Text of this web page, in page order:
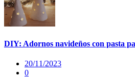
DIY: Adornos navideños con pasta
20/11/2023
0